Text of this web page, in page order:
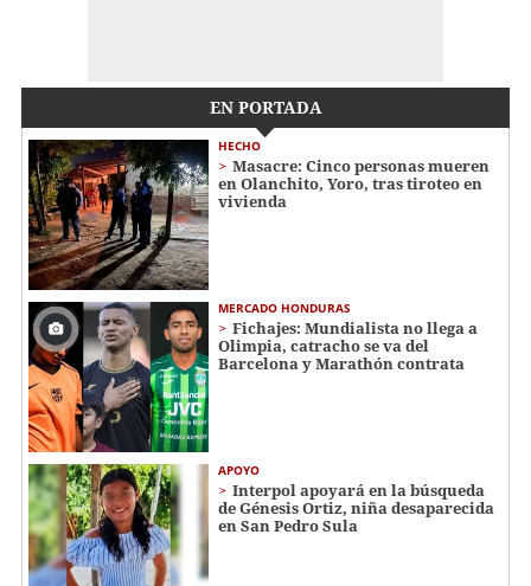
EN PORTADA
HECHO
Masacre: Cinco personas mueren
en Olanchito, Yoro, tras tiroteo en
vivienda
MERCADO HONDURAS
Fichajes: Mundialista no llega a
Olimpia, catracho se va del
Barcelona y Marathón contrata
APOYO
Interpol apoyará en la búsqueda
de Génesis Ortiz, niña desaparecida
en San Pedro Sula